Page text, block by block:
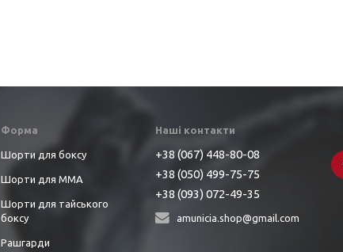
Форма
Шорти для боксу
Шорти для ММА
Шорти для тайського
боксу
Рашгарди
Наші контакти
+38 (067) 448-80-08
+38 (050) 499-75-75
+38 (093) 072-49-35
amunicia.shop@gmail.com